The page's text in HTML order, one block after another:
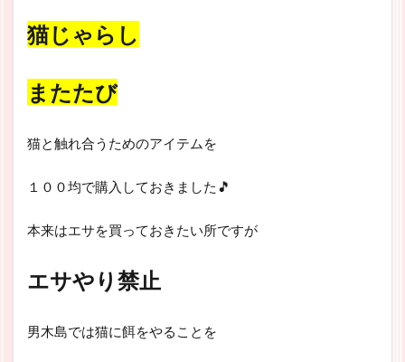
猫じゃらし
またたび
猫と触れ合うためのアイテムを
１００均で購入しておきました🎵
本来はエサを買っておきたい所ですが
エサやり禁止
男木島では猫に餌をやることを